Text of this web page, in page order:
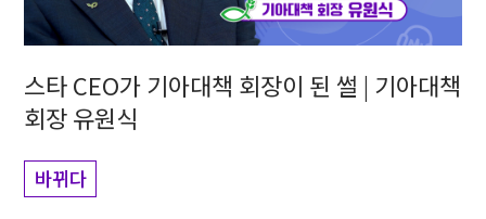
스타 CEO가 기아대책 회장이 된 썰 | 기아대책
회장 유원식
바뀌다